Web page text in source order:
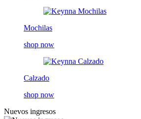
Mochilas
shop now
Calzado
shop now
Nuevos ingresos